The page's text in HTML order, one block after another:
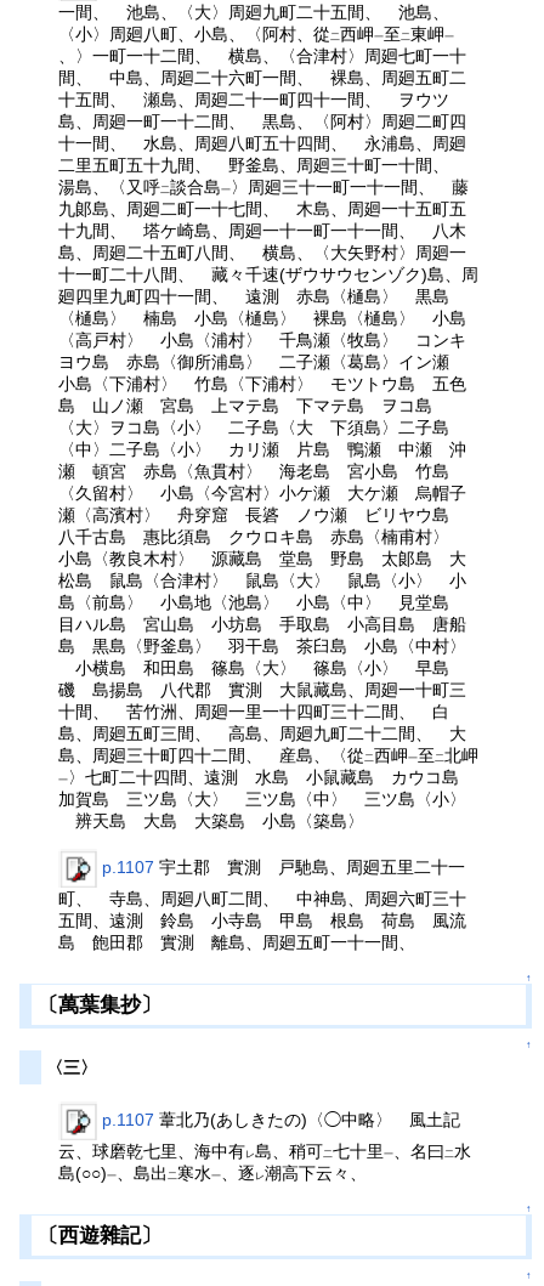
一間、 池島、〈大〉周廻九町二十五間、 池島、
〈小〉周廻八町、小島、〈阿村、從二西岬一至二東岬一
、〉一町一十二間、 横島、〈合津村〉周廻七町一十
間、 中島、周廻二十六町一間、 裸島、周廻五町二
十五間、 瀬島、周廻二十一町四十一間、 ヲウツ
島、周廻一町一十二間、 黒島、〈阿村〉周廻二町四
十一間、 水島、周廻八町五十四間、 永浦島、周廻
二里五町五十九間、 野釜島、周廻三十町一十間、
湯島、〈又呼二談合島一 〉周廻三十一町一十一間、 藤
九郞島、周廻二町一十七間、 木島、周廻一十五町五
十九間、 塔ケ崎島、周廻一十一町一十一間、 八木
島、周廻二十五町八間、 横島、〈大矢野村〉周廻一
十一町二十八間、 藏々千速(ザウサウセンゾク)島、周
廻四里九町四十一間、 遠測 赤島〈樋島〉 黒島
〈樋島〉 楠島 小島〈樋島〉 裸島〈樋島〉 小島
〈高戸村〉 小島〈浦村〉 千鳥瀬〈牧島〉 コンキ
ヨウ島 赤島〈御所浦島〉 二子瀬〈葛島〉イン瀬
小島〈下浦村〉 竹島〈下浦村〉 モツトウ島 五色
島 山ノ瀬 宮島 上マテ島 下マテ島 ヲコ島
〈大〉ヲコ島〈小〉 二子島〈大 下須島〉二子島
〈中〉二子島〈小〉 カリ瀬 片島 鴨瀬 中瀬 沖
瀬 頓宮 赤島〈魚貫村〉 海老島 宮小島 竹島
〈久留村〉 小島〈今宮村〉小ケ瀬 大ケ瀬 烏帽子
瀬〈高濱村〉 舟穿窟 長碆 ノウ瀬 ビリヤウ島
八千古島 惠比須島 クウロキ島 赤島〈楠甫村〉
小島〈教良木村〉 源藏島 堂島 野島 太郞島 大
松島 鼠島〈合津村〉 鼠島〈大〉 鼠島〈小〉 小
島〈前島〉 小島地〈池島〉 小島〈中〉 見堂島
目ハル島 宮山島 小坊島 手取島 小高目島 唐船
島 黒島〈野釜島〉 羽干島 茶臼島 小島〈中村〉
小横島 和田島 篠島〈大〉 篠島〈小〉 早島
磯 島揚島 八代郡 實測 大鼠藏島、周廻一十町三
十間、 苦竹洲、周廻一里一十四町三十二間、 白
島、周廻五町三間、 高島、周廻九町二十二間、 大
島、周廻三十町四十二間、 産島、〈從二西岬一至二北岬
一 〉七町二十四間、遠測 水島 小鼠藏島 カウコ島
加賀島 三ツ島〈大〉 三ツ島〈中〉 三ツ島〈小〉
辨天島 大島 大築島 小島〈築島〉
p.1107 宇土郡 實測 戸馳島、周廻五里二十一
町、 寺島、周廻八町二間、 中神島、周廻六町三十
五間、遠測 鈴島 小寺島 甲島 根島 荷島 風流
島 飽田郡 實測 離島、周廻五町一十一間、
↑
〔萬葉集抄〕
↑
〈三〉
p.1107 葦北乃(あしきたの)〈◯中略〉 風土記
云、球磨乾七里、海中有レ島、稍可二七十里一、名曰二水
島(○○)一、島出二寒水一、逐 レ潮高下云々、
↑
〔西遊雜記〕
↑